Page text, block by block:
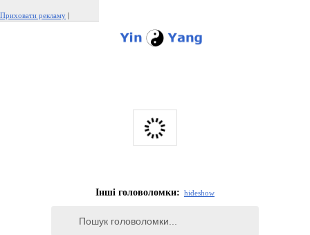
Приховати рекламу |
Інші головоломки: hideshow